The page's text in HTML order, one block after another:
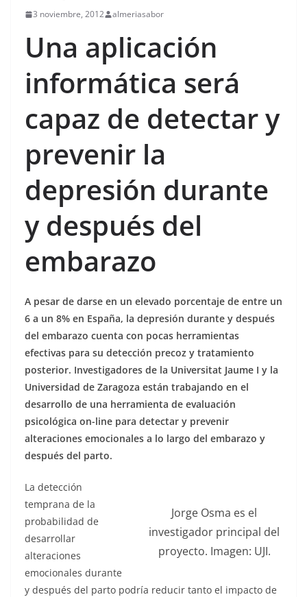
3 noviembre, 2012 almeriasabor
Una aplicación
informática será
capaz de detectar y
prevenir la
depresión durante
y después del
embarazo
A pesar de darse en un elevado porcentaje de entre un
6 a un 8% en España, la depresión durante y después
del embarazo cuenta con pocas herramientas
efectivas para su detección precoz y tratamiento
posterior. Investigadores de la Universitat Jaume I y la
Universidad de Zaragoza están trabajando en el
desarrollo de una herramienta de evaluación
psicológica on-line para detectar y prevenir
alteraciones emocionales a lo largo del embarazo y
después del parto.
Jorge Osma es el
investigador principal del
proyecto. Imagen: UJI.
La detección
temprana de la
probabilidad de
desarrollar
alteraciones
emocionales durante
y después del parto podría reducir tanto el impacto de